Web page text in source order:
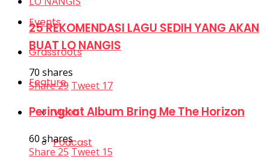
Events
Grassroots
Feature
Video
Podcast
25 REKOMENDASI LAGU SEDIH YANG AKAN
BUAT LO NANGIS
70 shares
Share29 Tweet 17
Peringkat Album Bring Me The Horizon
60 shares
Share 25 Tweet 15